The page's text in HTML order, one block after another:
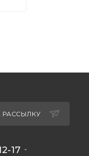
РАССЫЛКУ
17